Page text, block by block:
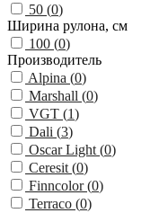
50 (0)
Ширина рулона, см
100 (0)
Производитель
Alpina (0)
Marshall (0)
VGT (1)
Dali (3)
Oscar Light (0)
Ceresit (0)
Finncolor (0)
Terraco (0)